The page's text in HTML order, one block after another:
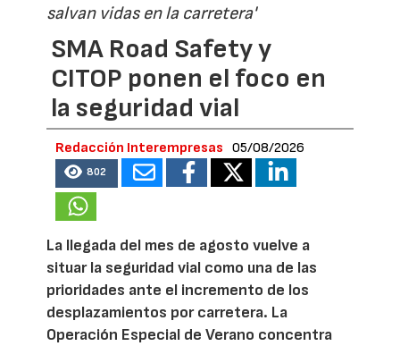
salvan vidas en la carretera'
SMA Road Safety y
CITOP ponen el foco en
la seguridad vial
Redacción Interempresas 05/08/2026
802
La llegada del mes de agosto vuelve a
situar la seguridad vial como una de las
prioridades ante el incremento de los
desplazamientos por carretera. La
Operación Especial de Verano concentra